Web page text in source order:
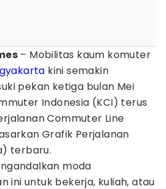
– Mobilitas kaum komuter
kini semakin
pekan ketiga bulan Mei
Indonesia (KCI) terus
Commuter Line
Grafik Perjalanan
terbaru.
moda
ini untuk bekerja, kuliah, atau